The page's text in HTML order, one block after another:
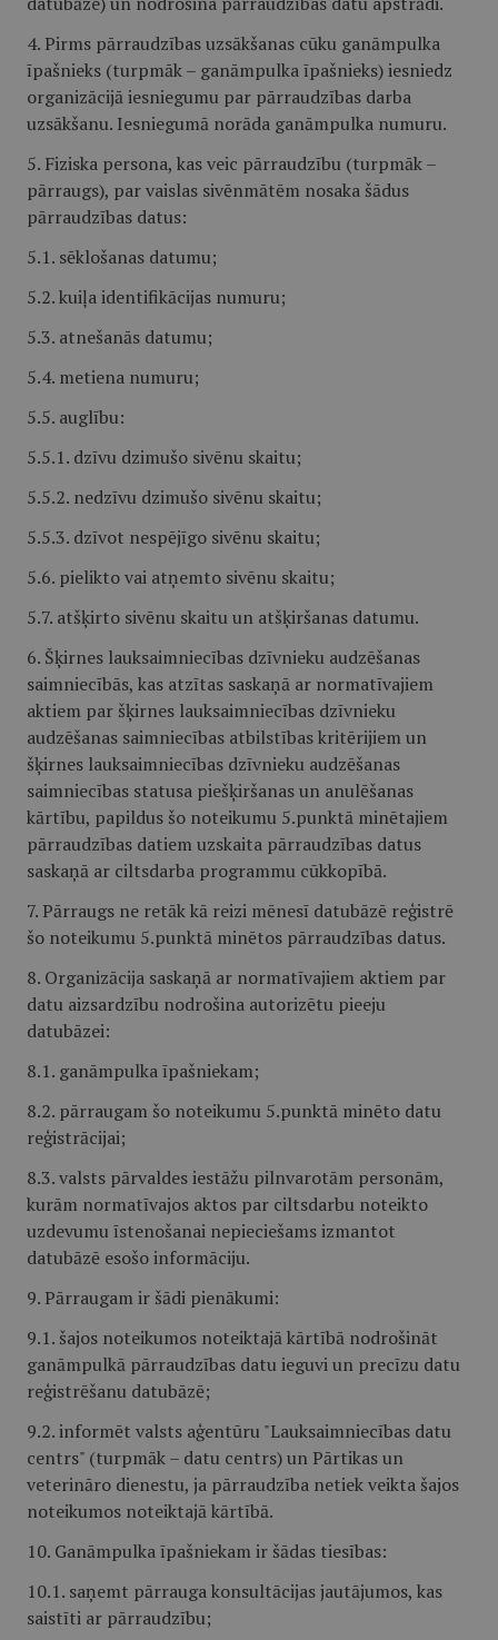
4. Pirms pārraudzības uzsākšanas cūku ganāmpulka
īpašnieks (turpmāk – ganāmpulka īpašnieks) iesniedz
organizācijā iesniegumu par pārraudzības darba
uzsākšanu. Iesniegumā norāda ganāmpulka numuru.
5. Fiziska persona, kas veic pārraudzību (turpmāk –
pārraugs), par vaislas sivēnmātēm nosaka šādus
pārraudzības datus:
5.1. sēklošanas datumu;
5.2. kuiļa identifikācijas numuru;
5.3. atnešanās datumu;
5.4. metiena numuru;
5.5. auglību:
5.5.1. dzīvu dzimušo sivēnu skaitu;
5.5.2. nedzīvu dzimušo sivēnu skaitu;
5.5.3. dzīvot nespējīgo sivēnu skaitu;
5.6. pielikto vai atņemto sivēnu skaitu;
5.7. atšķirto sivēnu skaitu un atšķiršanas datumu.
6. Šķirnes lauksaimniecības dzīvnieku audzēšanas
saimniecībās, kas atzītas saskaņā ar normatīvajiem
aktiem par šķirnes lauksaimniecības dzīvnieku
audzēšanas saimniecības atbilstības kritērijiem un
šķirnes lauksaimniecības dzīvnieku audzēšanas
saimniecības statusa piešķiršanas un anulēšanas
kārtību, papildus šo noteikumu 5.punktā minētajiem
pārraudzības datiem uzskaita pārraudzības datus
saskaņā ar ciltsdarba programmu cūkkopībā.
7. Pārraugs ne retāk kā reizi mēnesī datubāzē reģistrē
šo noteikumu 5.punktā minētos pārraudzības datus.
8. Organizācija saskaņā ar normatīvajiem aktiem par
datu aizsardzību nodrošina autorizētu pieeju
datubāzei:
8.1. ganāmpulka īpašniekam;
8.2. pārraugam šo noteikumu 5.punktā minēto datu
reģistrācijai;
8.3. valsts pārvaldes iestāžu pilnvarotām personām,
kurām normatīvajos aktos par ciltsdarbu noteikto
uzdevumu īstenošanai nepieciešams izmantot
datubāzē esošo informāciju.
9. Pārraugam ir šādi pienākumi:
9.1. šajos noteikumos noteiktajā kārtībā nodrošināt
ganāmpulkā pārraudzības datu ieguvi un precīzu datu
reģistrēšanu datubāzē;
9.2. informēt valsts aģentūru "Lauksaimniecības datu
centrs" (turpmāk – datu centrs) un Pārtikas un
veterināro dienestu, ja pārraudzība netiek veikta šajos
noteikumos noteiktajā kārtībā.
10. Ganāmpulka īpašniekam ir šādas tiesības:
10.1. saņemt pārrauga konsultācijas jautājumos, kas
saistīti ar pārraudzību;